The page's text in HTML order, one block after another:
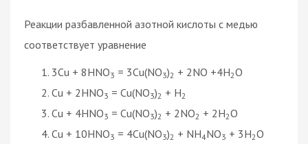
Реакции разбавленной азотной кислоты с медью
соответствует уравнение
3Cu + 8HNO3 = 3Cu(NO3)2 + 2NO +4H2O
Cu + 2HNO3 = Cu(NO3)2 + H2
Cu + 4HNO3 = Cu(NO3)2 + 2NO2 + 2H2O
Cu + 10HNO3 = 4Cu(NO3)2 + NH4NO3 + 3H2O